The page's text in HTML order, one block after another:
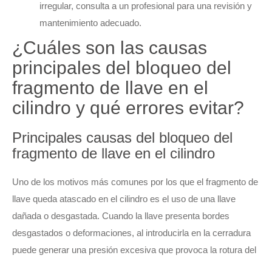
irregular, consulta a un profesional para una revisión y
mantenimiento adecuado.
¿Cuáles son las causas
principales del bloqueo del
fragmento de llave en el
cilindro y qué errores evitar?
Principales causas del bloqueo del
fragmento de llave en el cilindro
Uno de los motivos más comunes por los que el fragmento de
llave queda atascado en el cilindro es el uso de una llave
dañada o desgastada. Cuando la llave presenta bordes
desgastados o deformaciones, al introducirla en la cerradura
puede generar una presión excesiva que provoca la rotura del